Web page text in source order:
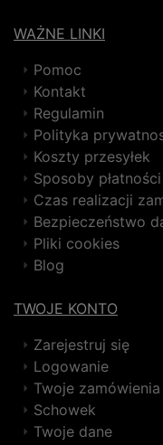
WAŻNE LINKI
Pomoc
Kontakt
Regulamin
Polityka
Koszty przesyłek
Sposoby płatności
Czas realizacji
Bezpieczeństwo
Pliki cookies
Blog
TWOJE KONTO
Zarejestruj się
Logowanie
Twoje zamówienia
Schowek
Twoje dane